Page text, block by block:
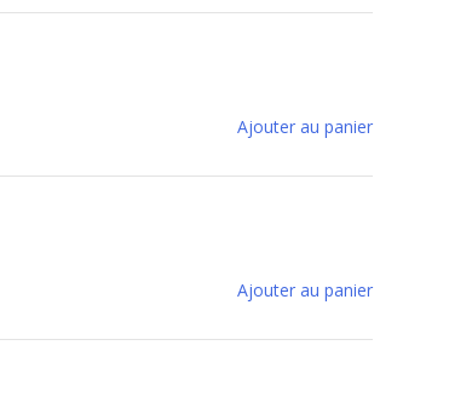
Ajouter au panier
Ajouter au panier